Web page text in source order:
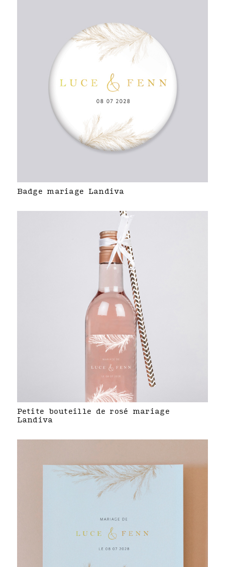
Badge mariage Landiva
Petite bouteille de rosé mariage
Landiva